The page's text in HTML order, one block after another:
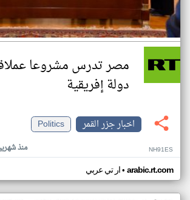
مصر تدرس مشروعا
دولة إفريقية
اخبار جزر القمر
Politics
منذ NH91ES
ار تي عربي• arabic.rt.com